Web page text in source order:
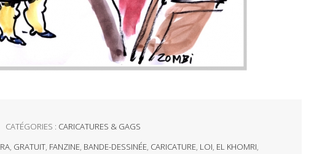
CATÉGORIES : CARICATURES & GAGS
, GRATUIT, FANZINE, BANDE-DESSINÉE, CARICATURE, LOI, EL KHOMRI,